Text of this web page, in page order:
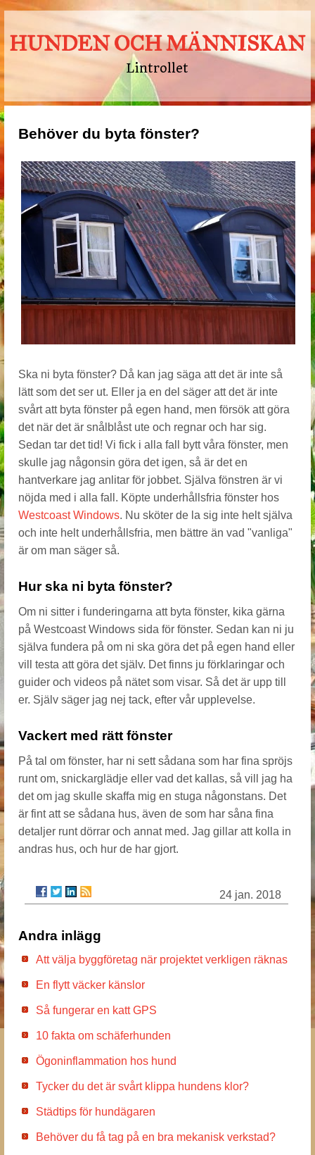
HUNDEN OCH MÄNNISKAN
Lintrollet
Behöver du byta fönster?
Ska ni byta fönster? Då kan jag säga att det är inte så
lätt som det ser ut. Eller ja en del säger att det är inte
svårt att byta fönster på egen hand, men försök att göra
det när det är snålblåst ute och regnar och har sig.
Sedan tar det tid! Vi fick i alla fall bytt våra fönster, men
skulle jag någonsin göra det igen, så är det en
hantverkare jag anlitar för jobbet. Själva fönstren är vi
nöjda med i alla fall. Köpte underhållsfria fönster hos
Westcoast Windows. Nu sköter de la sig inte helt själva
och inte helt underhållsfria, men bättre än vad "vanliga"
är om man säger så.
Hur ska ni byta fönster?
Om ni sitter i funderingarna att byta fönster, kika gärna
på Westcoast Windows sida för fönster. Sedan kan ni ju
själva fundera på om ni ska göra det på egen hand eller
vill testa att göra det själv. Det finns ju förklaringar och
guider och videos på nätet som visar. Så det är upp till
er. Själv säger jag nej tack, efter vår upplevelse.
Vackert med rätt fönster
På tal om fönster, har ni sett sådana som har fina spröjs
runt om, snickarglädje eller vad det kallas, så vill jag ha
det om jag skulle skaffa mig en stuga någonstans. Det
är fint att se sådana hus, även de som har såna fina
detaljer runt dörrar och annat med. Jag gillar att kolla in
andras hus, och hur de har gjort.
24 jan. 2018
Andra inlägg
Att välja byggföretag när projektet verkligen räknas
En flytt väcker känslor
Så fungerar en katt GPS
10 fakta om schäferhunden
Ögoninflammation hos hund
Tycker du det är svårt klippa hundens klor?
Städtips för hundägaren
Behöver du få tag på en bra mekanisk verkstad?